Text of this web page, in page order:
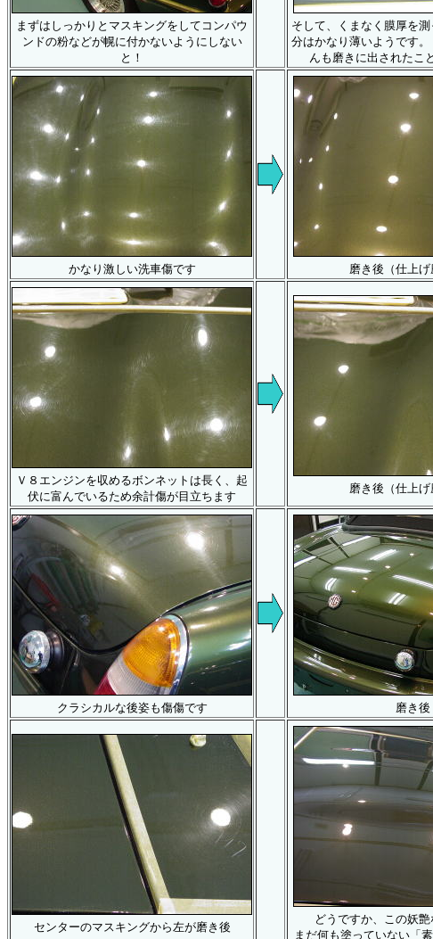
まずはしっかりとマスキングをしてコンパウ
ンドの粉などが幌に付かないようにしない
と！
そして、くまなく膜厚を
分はかなり薄いようです
んも磨きに出されたこ
かなり激しい洗車傷です 磨き後（仕上げ
Ｖ８エンジンを収めるボンネットは長く、起
伏に富んでいるため余計傷が目立ちます
磨き後（仕上げ
クラシカルな後姿も傷傷です 磨き後
センターのマスキングから左が磨き後
どうですか、この妖艶
まだ何も塗っていない「